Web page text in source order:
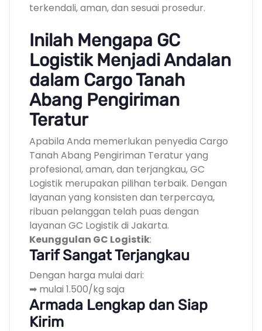
terkendali, aman, dan sesuai prosedur.
Inilah Mengapa GC
Logistik Menjadi Andalan
dalam Cargo Tanah
Abang Pengiriman
Teratur
Apabila Anda memerlukan penyedia Cargo
Tanah Abang Pengiriman Teratur yang
profesional, aman, dan terjangkau, GC
Logistik merupakan pilihan terbaik. Dengan
layanan yang konsisten dan terpercaya,
ribuan pelanggan telah puas dengan
layanan GC Logistik di Jakarta.
Keunggulan GC Logistik:
Tarif Sangat Terjangkau
Dengan harga mulai dari:
➡ mulai 1.500/kg saja
Armada Lengkap dan Siap
Kirim